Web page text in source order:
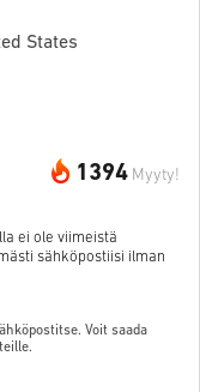
States
1394 Myyty!
ei ole viimeistä
sähköpostiisi ilman
Voit saada